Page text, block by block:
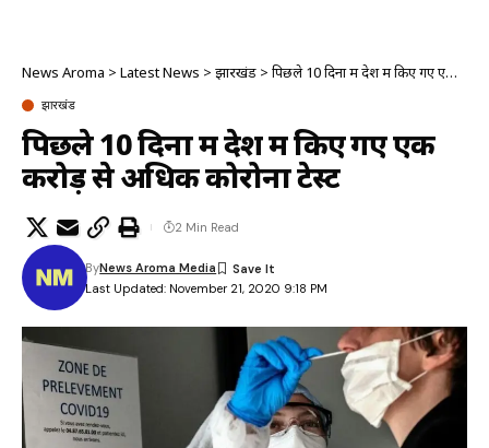
News Aroma > Latest News > झारखंड > पिछले 10 दिनों में देश में किए गए एक करोड़ से अधिक कोरोना टेस्ट
झारखंड
पिछले 10 दिनों में देश में किए गए एक
करोड़ से अधिक कोरोना टेस्ट
Last Updated: November 21, 2020 9:18 PM
ByNews Aroma Media
2 Min Read